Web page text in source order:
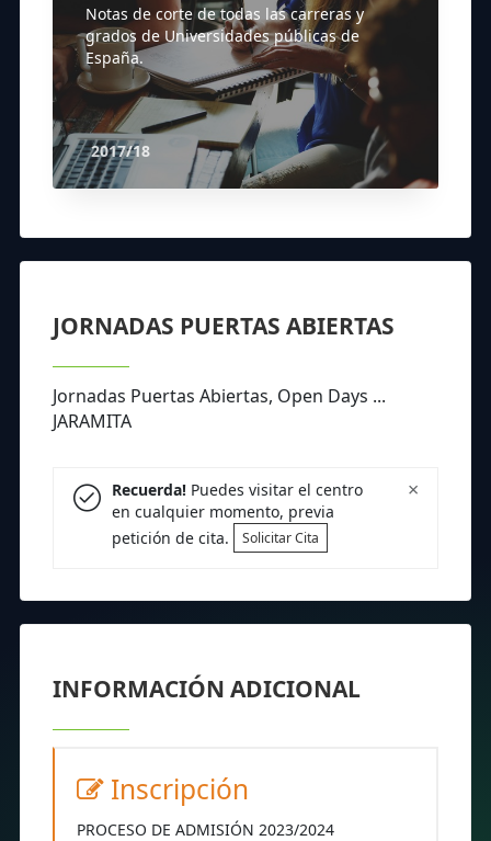
Notas de corte de todas las carreras y
grados de Universidades públicas de
España.
2017/18
JORNADAS PUERTAS ABIERTAS
Jornadas Puertas Abiertas, Open Days ...
JARAMITA
×
Recuerda!Puedes visitar el centro
en cualquier momento, previa
petición de cita.
Solicitar Cita
INFORMACIÓN ADICIONAL
Inscripción
PROCESO DE ADMISIÓN 2023/2024